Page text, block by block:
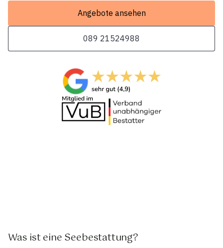
Angebote ansehen
089 21524988
Was ist eine Seebestattung?